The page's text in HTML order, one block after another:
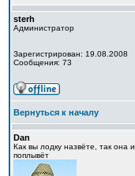
sterh
Администратор
Зарегистрирован: 19.08.2008
Сообщения: 73
Вернуться к началу
Dan
Как вы лодку назвёте, так она и
поплывёт